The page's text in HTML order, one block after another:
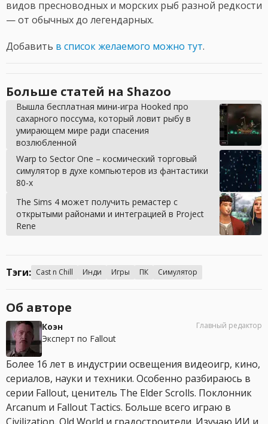
видов пресноводных и морских рыб разной редкости
— от обычных до легендарных.
Добавить в список желаемого можно тут.
Больше статей на Shazoo
Вышла бесплатная мини-игра Hooked про
сахарного поссума, который ловит рыбу в
умирающем мире ради спасения
возлюбленной
Warp to Sector One – космический торговый
симулятор в духе компьютеров из фантастики
80-х
The Sims 4 может получить ремастер с
открытыми районами и интеграцией в Project
Rene
Тэги: Cast n Chill Инди Игры ПК Симулятор
Об авторе
Коэн
Эксперт по Fallout
Главный редактор
Более 16 лет в индустрии освещения видеоигр, кино,
сериалов, науки и техники. Особенно разбираюсь в
серии Fallout, ценитель The Elder Scrolls. Поклонник
Arcanum и Fallout Tactics. Больше всего играю в